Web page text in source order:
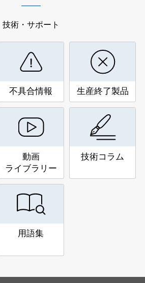
技術・サポート
不具合情報 生産終了製品
動画
ライブラリー
技術コラム
用語集